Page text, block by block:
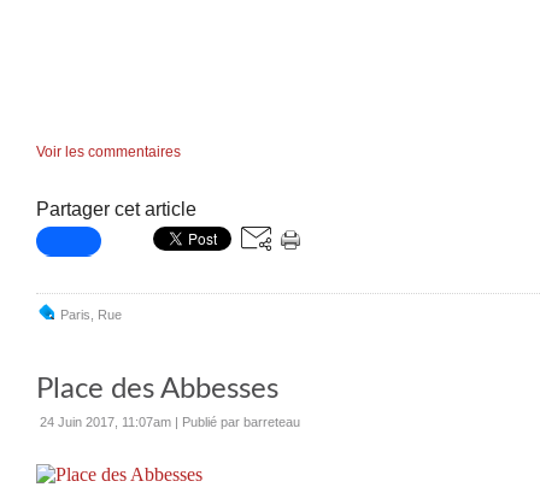
Voir les commentaires
Partager cet article
Paris Rue
Place des Abbesses
24 Juin 2017, 11:07am | Publié par barreteau